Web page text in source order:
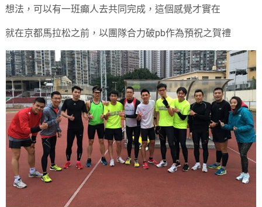
想法，可以有一班癲人去共同完成，這個感覺才實在
就在京都馬拉松之前，以團隊合力破pb作為預祝之賀禮